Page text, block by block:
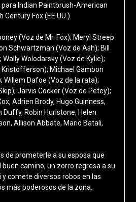
para Indian Paintbrush-American
Fox (EE.UU.).
(Voz de Mr. Fox); Meryl Streep
Schwartzman (Voz de Ash); Bill
Wolodarsky (Voz de Kylie);
Kristofferson); Michael Gambon
Willem Dafoe (Voz de la rata);
Jarvis Cocker (Voz de Petey);
Adrien Brody, Hugo Guinness,
Duffy, Robin Hurlstone, Helen
Allison Abbate, Mario Batali,
de prometerle a su esposa que
camino, un zorro regresa a su
comete diversos robos en las
más poderosos de la zona.